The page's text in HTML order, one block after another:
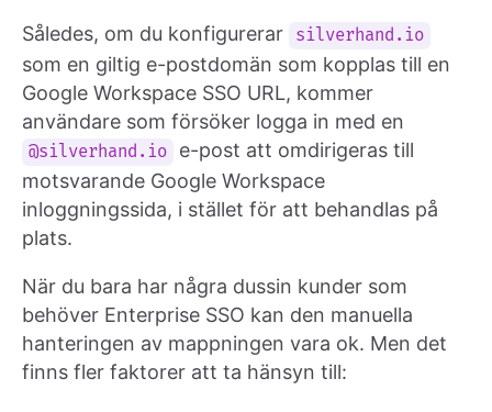
Således, om du konfigurerar silverhand.io
som en giltig e-postdomän som kopplas till en
Google Workspace SSO URL, kommer
användare som försöker logga in med en
@silverhand.io
e-post att omdirigeras till
motsvarande Google Workspace
inloggningssida, i stället för att behandlas på
plats.
När du bara har några dussin kunder som
behöver Enterprise SSO kan den manuella
hanteringen av mappningen vara ok. Men det
finns fler faktorer att ta hänsyn till: